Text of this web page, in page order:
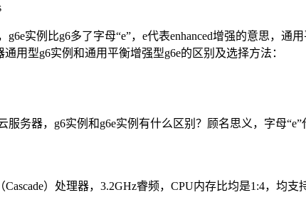
实例比g6多了字母“e”，e代表enhanced增强的意思，通用
用型g6实例和通用平衡增强型g6e的区别及选择方法：
务器，g6实例和g6e实例有什么区别？顾名思义，字母“e”
）处理器，3.2GHz睿频，CPU内存比均是1:4，均支